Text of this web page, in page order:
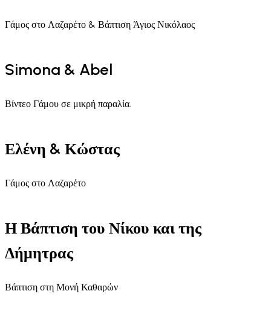
Γάμος στο Λαζαρέτο & Βάπτιση Άγιος Νικόλαος
Simona & Abel
Βίντεο Γάμου σε μικρή παραλία.
Ελένη & Κώστας
Γάμος στο Λαζαρέτο
Η Βάπτιση του Νίκου και της
Δήμητρας
Βάπτιση στη Μονή Καθαρών